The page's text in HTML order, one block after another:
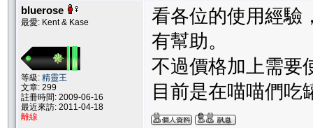
bluerose
最愛: Kent & Kase
等級: 精靈王
文章: 299
註冊時間: 2009-06-16
最近來訪: 2011-04-18
離線
看各位的使用經驗
有幫助。
不過價格加上需要
目前是在喵喵們吃